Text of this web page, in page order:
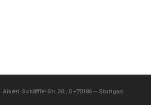
Schäffle-Str. 30., D–70186 – Stuttgart